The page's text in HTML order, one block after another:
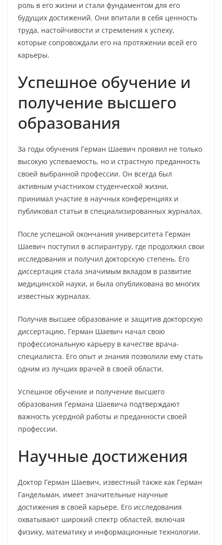
роль в его жизни и стали фундаментом для его
будущих достижений. Они впитали в себя ценность
труда, настойчивости и стремления к успеху,
которые сопровождали его на протяжении всей его
карьеры.
Успешное обучение и
получение высшего
образования
За годы обучения Герман Шаевич проявил не только
высокую успеваемость, но и страстную преданность
своей выбранной профессии. Он всегда был
активным участником студенческой жизни,
принимал участие в научных конференциях и
публиковал статьи в специализированных журналах.
После успешной окончания университета Герман
Шаевич поступил в аспирантуру, где продолжил свои
исследования и получил докторскую степень. Его
диссертация стала значимым вкладом в развитие
медицинской науки, и была опубликована во многих
известных журналах.
Получив высшее образование и защитив докторскую
диссертацию, Герман Шаевич начал свою
профессиональную карьеру в качестве врача-
специалиста. Его опыт и знания позволили ему стать
одним из лучших врачей в своей области.
Успешное обучение и получение высшего
образования Германа Шаевича подтверждают
важность усердной работы и преданности своей
профессии.
Научные достижения
Доктор Герман Шаевич, известный также как Герман
Гандельман, имеет значительные научные
достижения в своей карьере. Его исследования
охватывают широкий спектр областей, включая
физику, математику и информационные технологии.